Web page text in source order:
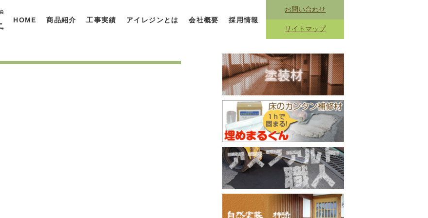
HOME 商品紹介 工事実績 アイレジンとは 会社概要 採用情報
お問い合わせ
サイトマップ